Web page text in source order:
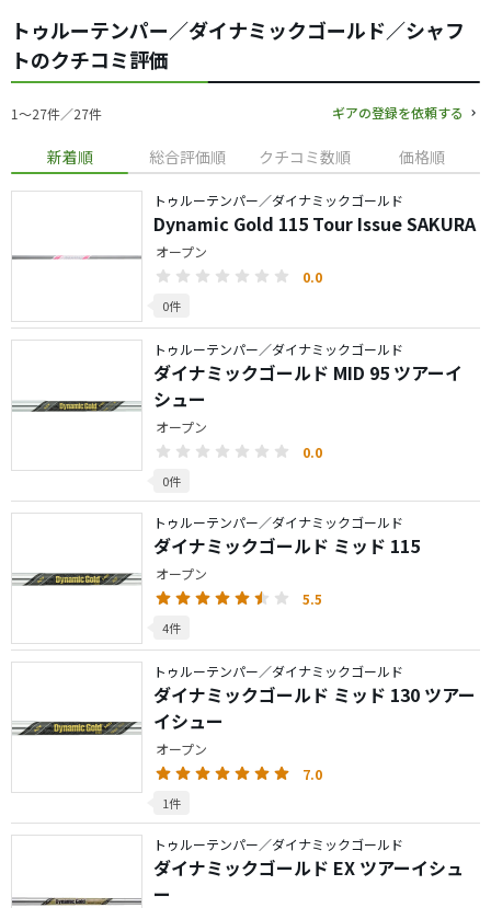
トゥルーテンパー／ダイナミックゴールド／シャフ
トのクチコミ評価
1〜27件／27件 ギアの登録を依頼する
新着順 総合評価順 クチコミ数順 価格順
トゥルーテンパー／ダイナミックゴールド
Dynamic Gold 115 Tour Issue SAKURA
オープン
0.0
0件
トゥルーテンパー／ダイナミックゴールド
ダイナミックゴールド MID 95 ツアーイ
シュー
オープン
0.0
0件
トゥルーテンパー／ダイナミックゴールド
ダイナミックゴールド ミッド 115
オープン
5.5
4件
トゥルーテンパー／ダイナミックゴールド
ダイナミックゴールド ミッド 130 ツアー
イシュー
オープン
7.0
1件
トゥルーテンパー／ダイナミックゴールド
ダイナミックゴールド EX ツアーイシュ
ー